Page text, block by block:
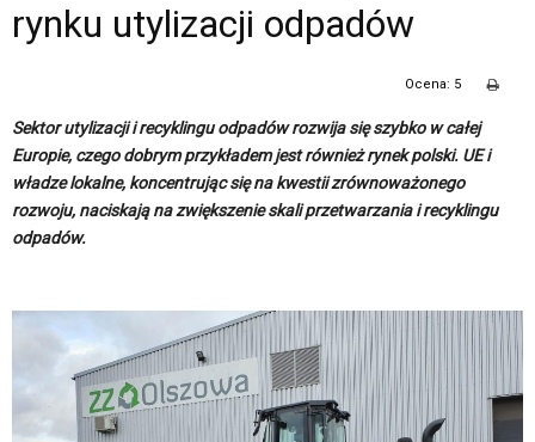
rynku utylizacji odpadów
Ocena: 5
Sektor utylizacji i recyklingu odpadów rozwija się szybko w całej
Europie, czego dobrym przykładem jest również rynek polski. UE i
władze lokalne, koncentrując się na kwestii zrównoważonego
rozwoju, naciskają na zwiększenie skali przetwarzania i recyklingu
odpadów.